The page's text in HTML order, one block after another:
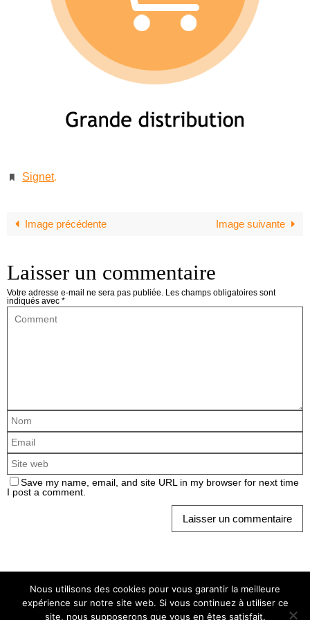
Signet.
Image précédente Image suivante
Laisser un commentaire
Votre adresse e-mail ne sera pas publiée. Les champs obligatoires sont
indiqués avec *
Save my name, email, and site URL in my browser for next time
I post a comment.
ATEBAT 2025 • Tous droits réservés •Mentions légales. Politique de
Nous utilisons des cookies pour vous garantir la meilleure
expérience sur notre site web. Si vous continuez à utiliser ce
site, nous supposerons que vous en êtes satisfait.